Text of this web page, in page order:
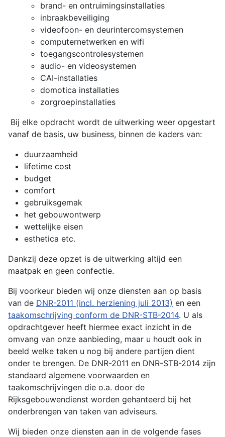
brand- en ontruimingsinstallaties
inbraakbeveiliging
videofoon- en deurintercomsystemen
computernetwerken en wifi
toegangscontrolesystemen
audio- en videosystemen
CAI-installaties
domotica installaties
zorgroepinstallaties
Bij elke opdracht wordt de uitwerking weer opgestart
vanaf de basis, uw business, binnen de kaders van:
duurzaamheid
lifetime cost
budget
comfort
gebruiksgemak
het gebouwontwerp
wettelijke eisen
esthetica etc.
Dankzij deze opzet is de uitwerking altijd een
maatpak en geen confectie.
Bij voorkeur bieden wij onze diensten aan op basis
van de DNR-2011 (incl. herziening juli 2013) en een
taakomschrijving conform de DNR-STB-2014. U als
opdrachtgever heeft hiermee exact inzicht in de
omvang van onze aanbieding, maar u houdt ook in
beeld welke taken u nog bij andere partijen dient
onder te brengen. De DNR-2011 en DNR-STB-2014 zijn
standaard algemene voorwaarden en
taakomschrijvingen die o.a. door de
Rijksgebouwendienst worden gehanteerd bij het
onderbrengen van taken van adviseurs.
Wij bieden onze diensten aan in de volgende fases